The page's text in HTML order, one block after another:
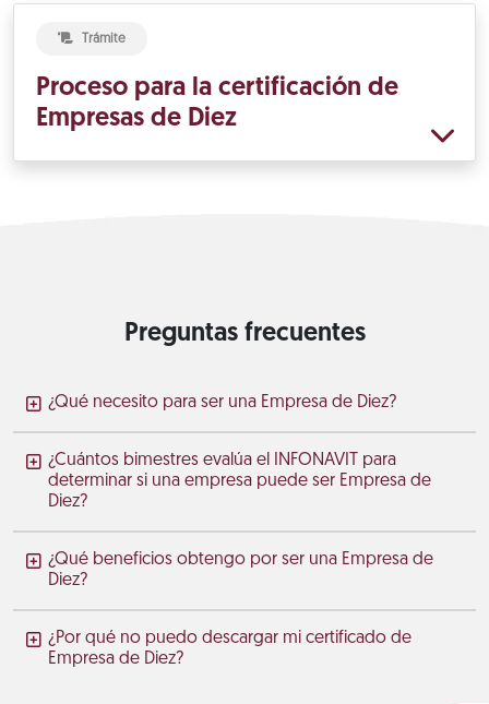
Trámite
Proceso para la certificación de
Empresas de Diez
Preguntas frecuentes
¿Qué necesito para ser una Empresa de Diez?
¿Cuántos bimestres evalúa el INFONAVIT para
determinar si una empresa puede ser Empresa de
Diez?
¿Qué beneficios obtengo por ser una Empresa de
Diez?
¿Por qué no puedo descargar mi certificado de
Empresa de Diez?